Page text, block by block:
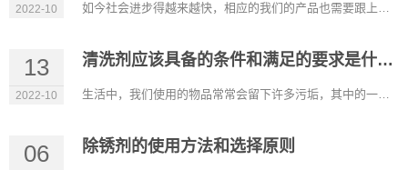
2022-10 如今社会进步得越来越快，相应的我们的产品也需要跟上进步的步伐。除锈剂的出现帮助我们解决了大多数钢铁制品生锈...
13
2022-10
清洗剂应该具备的条件和满足的要求是什么？
生活中，我们使用的物品常常会留下许多污垢，其中的一些污垢靠简单的清洗是洗不掉的。因此需要使用专门的清洗剂才...
06 除锈剂的使用方法和选择原则